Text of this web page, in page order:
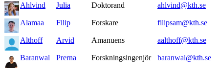
Ahlvind Julia Doktorand ahlvind@kth.se
Alamaa Filip Forskare filipsam@kth.se
Althoff Arvid Amanuens aalthoff@kth.se
Baranwal Prerna Forskningsingenjör baranwal@kth.se